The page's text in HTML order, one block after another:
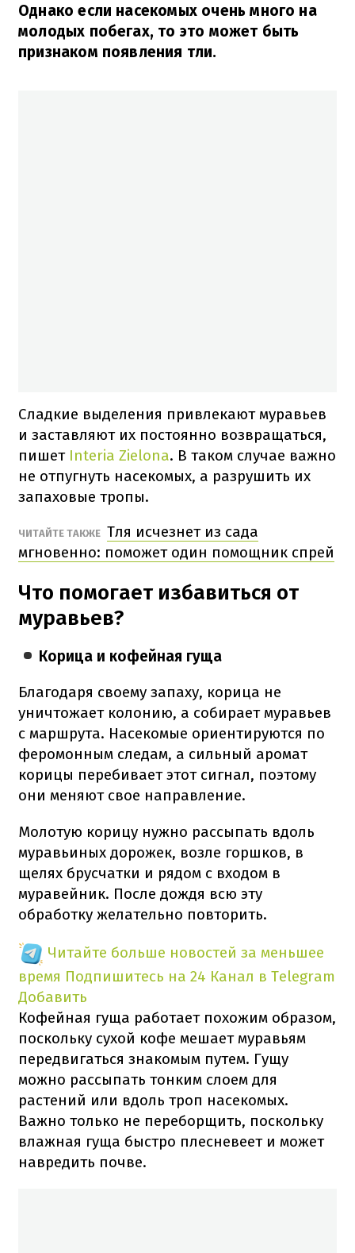
Однако если насекомых очень много на
молодых побегах, то это может быть
признаком появления тли.
Сладкие выделения привлекают муравьев
и заставляют их постоянно возвращаться,
пишет Interia Zielona. В таком случае важно
не отпугнуть насекомых, а разрушить их
запаховые тропы.
ЧИТАЙТЕ ТАКЖЕ Тля исчезнет из сада
мгновенно: поможет один помощник спрей
Что помогает избавиться от
муравьев?
Корица и кофейная гуща
Благодаря своему запаху, корица не
уничтожает колонию, а собирает муравьев
с маршрута. Насекомые ориентируются по
феромонным следам, а сильный аромат
корицы перебивает этот сигнал, поэтому
они меняют свое направление.
Молотую корицу нужно рассыпать вдоль
муравьиных дорожек, возле горшков, в
щелях брусчатки и рядом с входом в
муравейник. После дождя всю эту
обработку желательно повторить.
Читайте больше новостей за меньшее
время Подпишитесь на 24 Канал в Telegram
Добавить
Кофейная гуща работает похожим образом,
поскольку сухой кофе мешает муравьям
передвигаться знакомым путем. Гущу
можно рассыпать тонким слоем для
растений или вдоль троп насекомых.
Важно только не переборщить, поскольку
влажная гуща быстро плесневеет и может
навредить почве.